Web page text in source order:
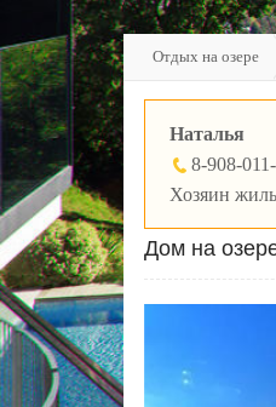
Отдых на озере
Наталья
8-908-
Хозяин
Дом на